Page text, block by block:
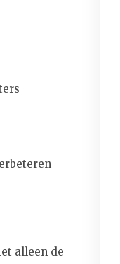
alleen de